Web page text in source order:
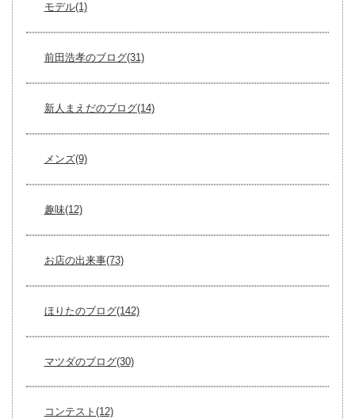
モデル(1)
前田浩孝のブログ(31)
新人まえだのブログ(14)
メンズ(9)
趣味(12)
お店の出来事(73)
ほりたのブログ(142)
マツダのブログ(30)
コンテスト(12)